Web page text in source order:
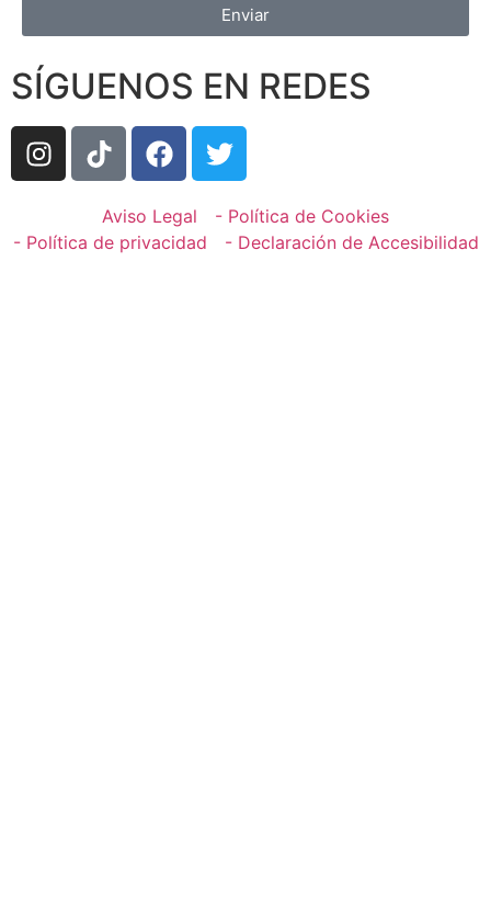
Enviar
SÍGUENOS EN REDES
Aviso Legal
- Política de Cookies
- Política de privacidad
- Declaración de Accesibilidad